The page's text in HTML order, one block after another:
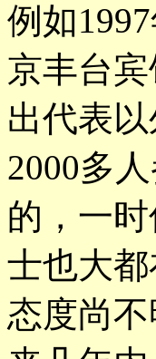
例如
京丰台
出代表
2000多
的，一
士也大
态度尚